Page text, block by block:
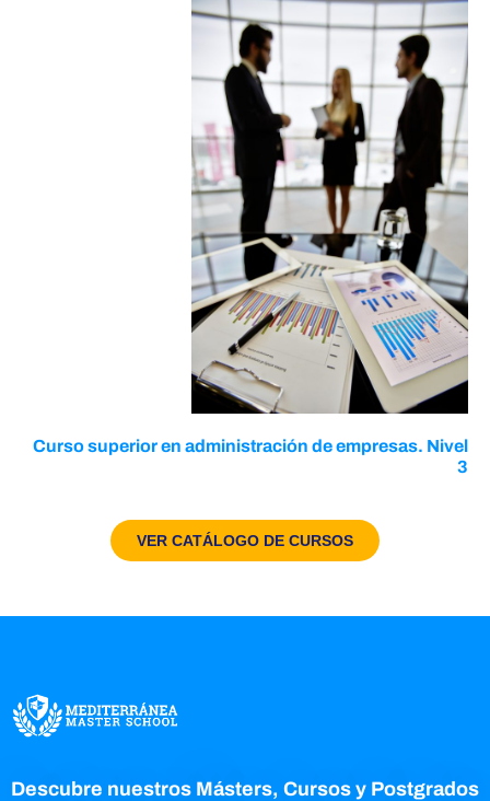
Curso superior en administración de empresas. Nivel
3
VER CATÁLOGO DE CURSOS
Descubre nuestros Másters, Cursos y Postgrados